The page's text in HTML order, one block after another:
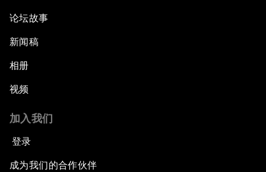
论坛故事
新闻稿
相册
视频
加入我们
登录
成为我们的合作伙伴